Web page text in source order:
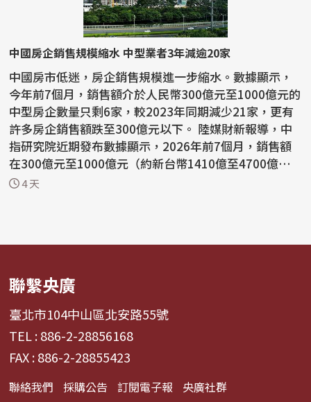
中國房企銷售規模縮水 中型業者3年減逾20家
中國房市低迷，房企銷售規模進一步縮水。數據顯示，
今年前7個月，銷售額介於人民幣300億元至1000億元的
中型房企數量只剩6家，較2023年同期減少21家，更有
許多房企銷售額跌至300億元以下。 陸媒財新報導，中
指研究院近期發布數據顯示，2026年前7個月，銷售額
在300億元至1000億元（約新台幣1410億至4700億
元）的中型房企...
4 天
聯繫央廣
臺北市104中山區北安路55號
TEL : 886-2-28856168
FAX : 886-2-28855423
聯絡我們 採購公告 訂閱電子報 央廣社群